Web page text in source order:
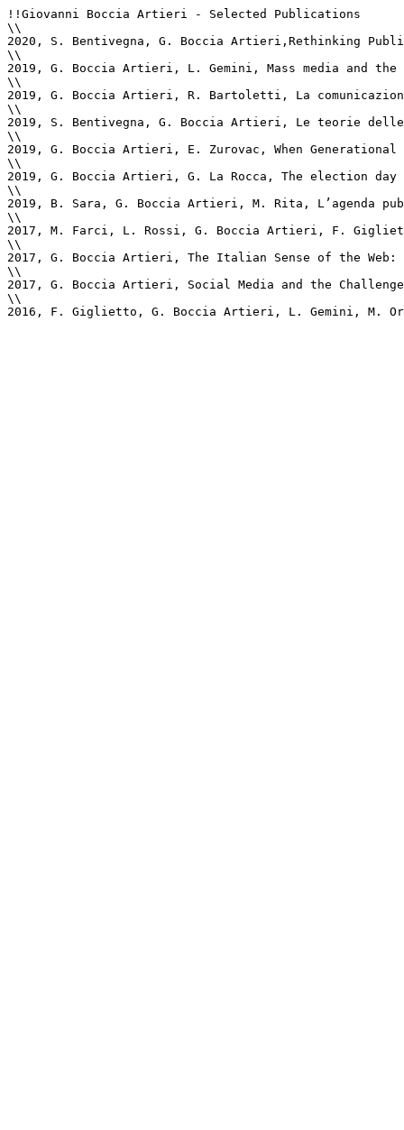
!!Giovanni Boccia Artieri - Selected Publications
\\
2020, S. Bentivegna, G. Boccia Artieri,Rethinking
\\
2019, G. Boccia Artieri, L. Gemini, Mass media and
\\
2019, G. Boccia Artieri, R. Bartoletti, La
\\
2019, S. Bentivegna, G. Boccia Artieri, Le teorie
\\
2019, G. Boccia Artieri, E. Zurovac, When
\\
2019, G. Boccia Artieri, G. La Rocca, The election day
\\
2019, B. Sara, G. Boccia Artieri, M. Rita, L’agenda
\\
2017, M. Farci, L. Rossi, G. Boccia Artieri, F.
\\
2017, G. Boccia Artieri, The Italian Sense of the
\\
2017, G. Boccia Artieri, Social Media and the
\\
2016, F. Giglietto, G. Boccia Artieri, L. Gemini, M.